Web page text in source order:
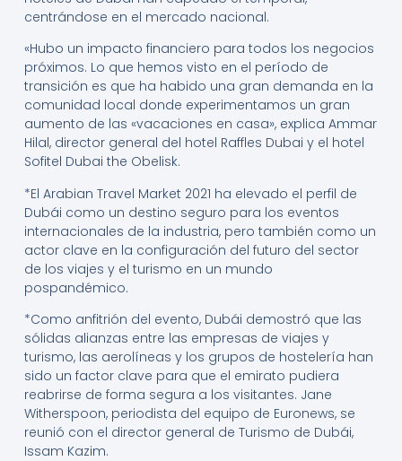
centrándose en el mercado nacional.
«Hubo un impacto financiero para todos los negocios
próximos. Lo que hemos visto en el período de
transición es que ha habido una gran demanda en la
comunidad local donde experimentamos un gran
aumento de las «vacaciones en casa», explica Ammar
Hilal, director general del hotel Raffles Dubai y el hotel
Sofitel Dubai the Obelisk.
*El Arabian Travel Market 2021 ha elevado el perfil de
Dubái como un destino seguro para los eventos
internacionales de la industria, pero también como un
actor clave en la configuración del futuro del sector
de los viajes y el turismo en un mundo
pospandémico.
*Como anfitrión del evento, Dubái demostró que las
sólidas alianzas entre las empresas de viajes y
turismo, las aerolíneas y los grupos de hostelería han
sido un factor clave para que el emirato pudiera
reabrirse de forma segura a los visitantes. Jane
Witherspoon, periodista del equipo de Euronews, se
reunió con el director general de Turismo de Dubái,
Issam Kazim.